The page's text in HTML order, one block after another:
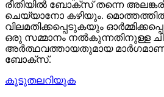
രീതിയിൽ ബോക്സ് തന്നെ
ചെയ്യാനോ കഴിയും.
വിലമതിക്കപ്പെടുകയും
ഒരു സമ്മാനം നൽകുന്നതിനുള്ള
അർത്ഥവത്തായതുമായ
ബോക്സ്.
കൂടുതലറിയുക